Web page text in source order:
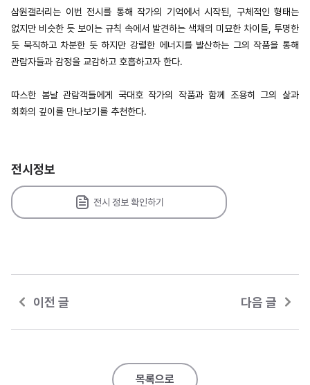
삼원갤러리는 이번 전시를 통해 작가의 기억에서 시작된, 구체적인 형태는
없지만 비슷한 듯 보이는 규칙 속에서 발견하는 색채의 미묘한 차이들, 투명한
듯 묵직하고 차분한 듯 하지만 강렬한 에너지를 발산하는 그의 작품을 통해
관람자들과 감정을 교감하고 호흡하고자 한다.
따스한 봄날 관람객들에게 국대호 작가의 작품과 함께 조용히 그의 삶과
회화의 깊이를 만나보기를 추천한다.
전시정보
전시 정보 확인하기
이전 글 다음 글
목록으로